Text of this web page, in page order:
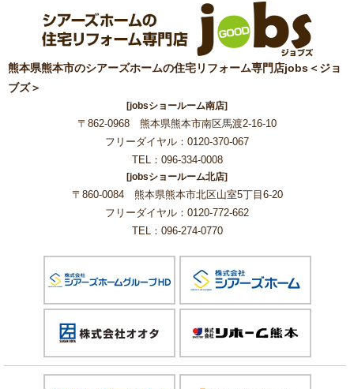
熊本県熊本市のシアーズホームの住宅リフォーム専門店jobs＜ジョ
ブズ＞
[jobsショールーム南店]
〒862-0968 熊本県熊本市南区馬渡2-16-10
フリーダイヤル：0120-370-067
TEL：096-334-0008
[jobsショールーム北店]
〒860-0084 熊本県熊本市北区山室5丁目6-20
フリーダイヤル：0120-772-662
TEL：096-274-0770